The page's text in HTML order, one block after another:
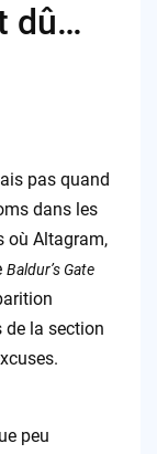
dû…
pas quand
dans les
où Altagram,
Baldur’s Gate
de la section
peu